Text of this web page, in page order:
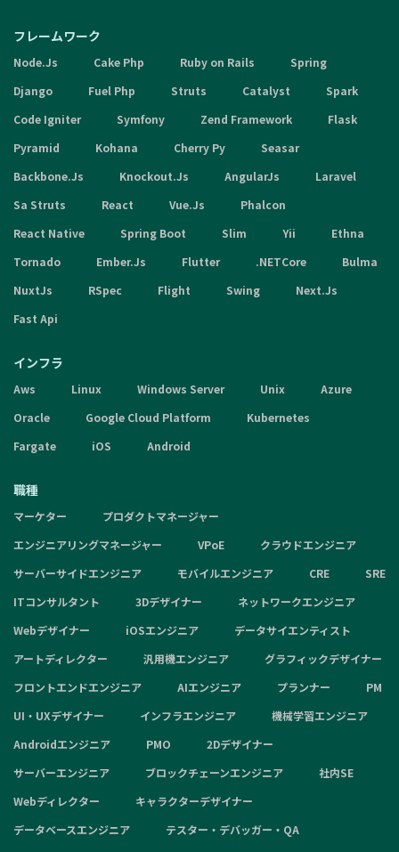
フレームワーク
Node.Js Cake Php Ruby on Rails
Spring
Django
Fuel Php Struts Catalyst
Spark
Code Igniter
Symfony Zend Framework
Flask
Pyramid
Kohana Cherry Py
Seasar
Backbone.Js
Knockout.Js AngularJs
Laravel
Sa Struts
React Vue.Js
Phalcon
React Native
Spring Boot Slim Yii
Ethna
Tornado
Ember.Js Flutter .NETCore
Bulma
NuxtJs
RSpec Flight Swing
Next.Js
Fast Api
インフラ
Aws Linux Windows Server Unix
Azure
Oracle
Google Cloud Platform
Kubernetes
Fargate
iOS Android
職種
マーケター
プロダクトマネージャー
エンジニアリングマネージャー
VPoE
クラウドエンジニア
サーバーサイドエンジニア
モバイルエンジニア CRE
SRE
ITコンサルタント
3Dデザイナー
ネットワークエンジニア
Webデザイナー
iOSエンジニア
データサイエンティスト
アートディレクター
汎用機エンジニア
グラフィックデザイナー
フロントエンドエンジニア
AIエンジニア プランナー
PM
UI・UXデザイナー
インフラエンジニア
機械学習エンジニア
Androidエンジニア
PMO
2Dデザイナー
サーバーエンジニア
ブロックチェーンエンジニア
社内SE
Webディレクター
キャラクターデザイナー
データベースエンジニア
テスター・デバッガー・QA